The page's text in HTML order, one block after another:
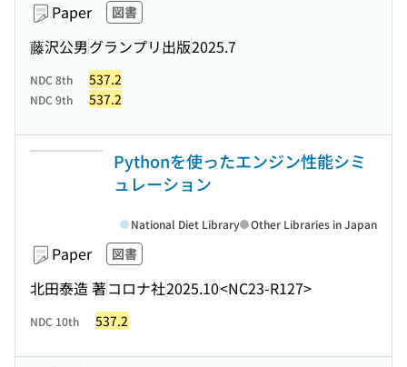
Paper 図書
藤沢公男グランプリ出版2025.7
NDC 8th 537.2
NDC 9th 537.2
Pythonを使ったエンジン性能シミ
ュレーション
Paper 図書
北田泰造 著コロナ社2025.10<NC23-R127>
National Diet Library Other Libraries in Japan
NDC 10th 537.2